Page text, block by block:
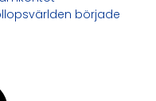
började